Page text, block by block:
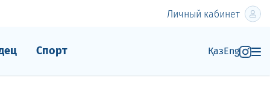
Личный кабинет
Спорт ҚазEng